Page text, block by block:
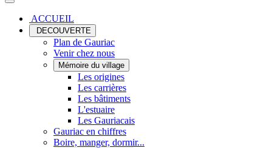
ACCUEIL
DECOUVERTE
Plan de Gauriac
Venir chez nous
Mémoire du village
Les origines
Les carrières
Les bâtiments
L'estuaire
Les Gauriacais
Gauriac en chiffres
Boire, manger, dormir...